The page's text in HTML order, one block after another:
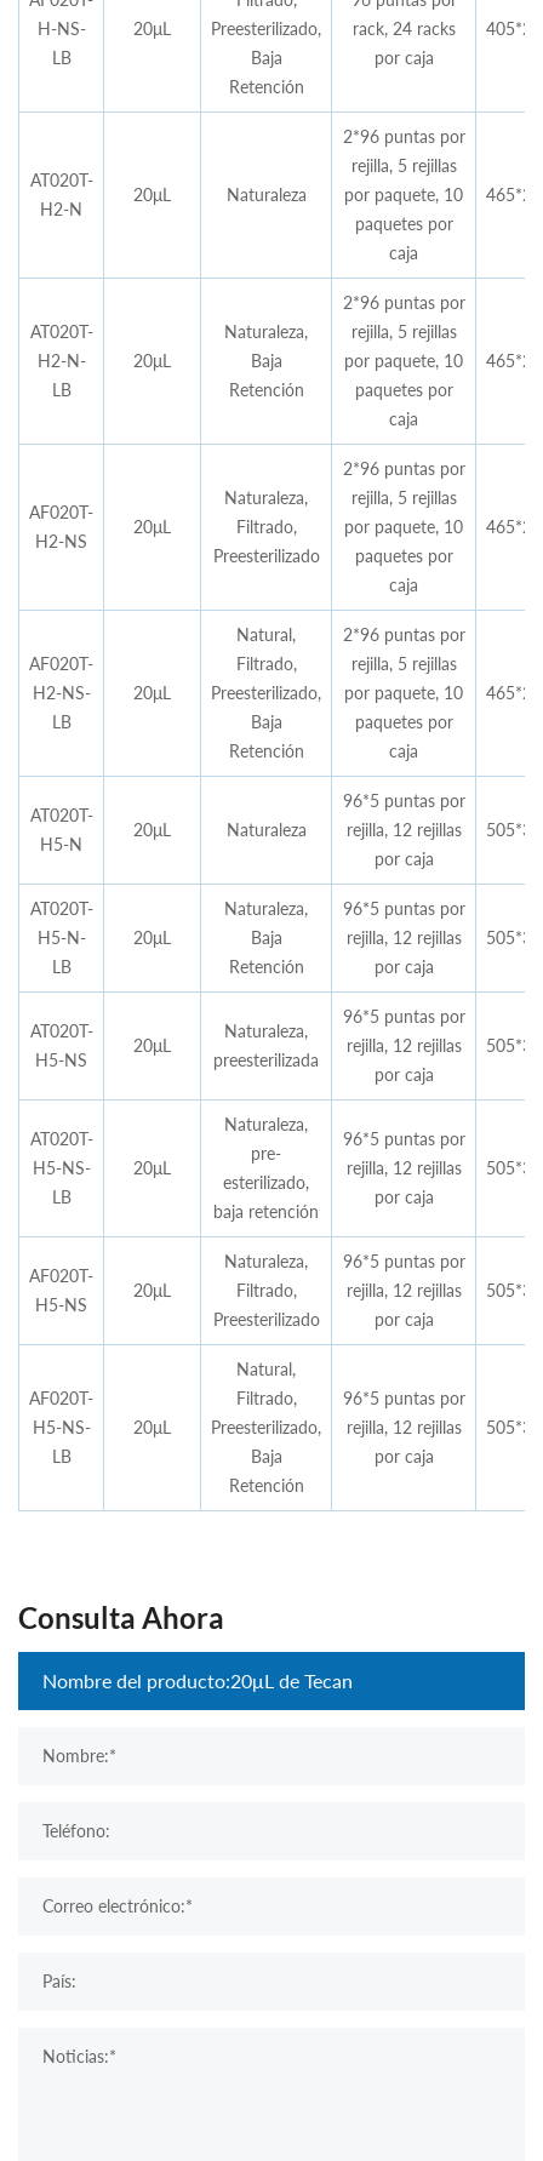
H-NS-
LB
20μL
Preesterilizado,
Baja
Retención
rack, 24 racks
por caja
AT020T-
H2-N
20μL Naturaleza
2*96 puntas por
rejilla, 5 rejillas
por paquete, 10
paquetes por
caja
AT020T-
H2-N-
LB
20μL
Naturaleza,
Baja
Retención
2*96 puntas por
rejilla, 5 rejillas
por paquete, 10
paquetes por
caja
AF020T-
H2-NS
20μL
Naturaleza,
Filtrado,
Preesterilizado
2*96 puntas por
rejilla, 5 rejillas
por paquete, 10
paquetes por
caja
AF020T-
H2-NS-
LB
20μL
Natural,
Filtrado,
Preesterilizado,
Baja
Retención
2*96 puntas por
rejilla, 5 rejillas
por paquete, 10
paquetes por
caja
AT020T-
H5-N
20μL Naturaleza
96*5 puntas por
rejilla, 12 rejillas
por caja
AT020T-
H5-N-
LB
20μL
Naturaleza,
Baja
Retención
96*5 puntas por
rejilla, 12 rejillas
por caja
AT020T-
H5-NS
20μL
Naturaleza,
preesterilizada
96*5 puntas por
rejilla, 12 rejillas
por caja
AT020T-
H5-NS-
LB
20μL
Naturaleza,
pre-
esterilizado,
baja retención
96*5 puntas por
rejilla, 12 rejillas
por caja
AF020T-
H5-NS
20μL
Naturaleza,
Filtrado,
Preesterilizado
96*5 puntas por
rejilla, 12 rejillas
por caja
AF020T-
H5-NS-
LB
20μL
Natural,
Filtrado,
Preesterilizado,
Baja
Retención
96*5 puntas por
rejilla, 12 rejillas
por caja
Consulta Ahora